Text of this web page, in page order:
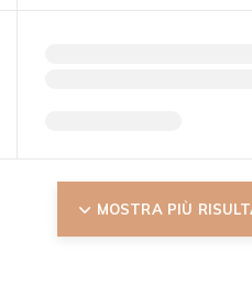
MOSTRA PIÙ